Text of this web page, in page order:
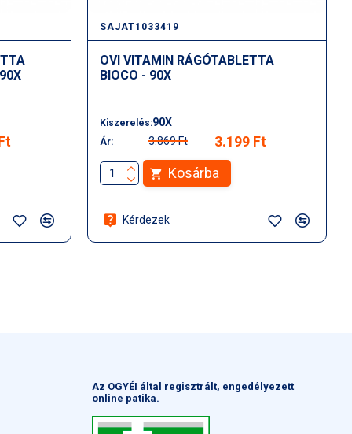
SAJAT1033419
OVI VITAMIN RÁGÓTABLETTA
BIOCO - 90X
Kiszerelés:90X
Ár: 3.869 Ft
3.199 Ft
Kosárba
Kérdezek
Az OGYÉI által regisztrált, engedélyezett
online patika.